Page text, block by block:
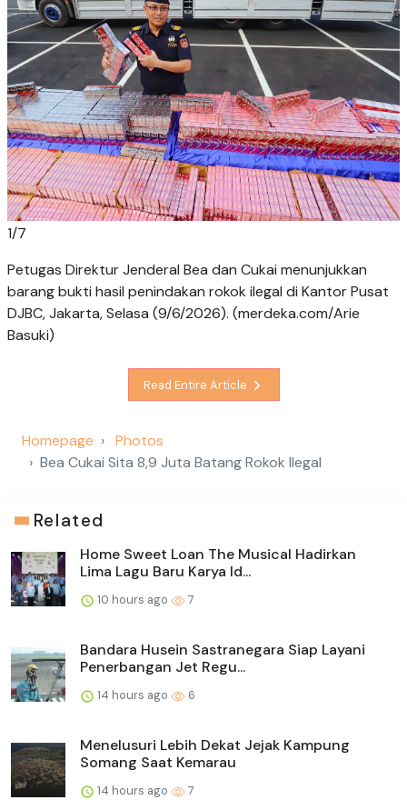
1/7
Petugas Direktur Jenderal Bea dan Cukai menunjukkan
barang bukti hasil penindakan rokok ilegal di Kantor Pusat
DJBC, Jakarta, Selasa (9/6/2026). (merdeka.com/Arie
Basuki)
Read Entire Article
Homepage
Photos
Bea Cukai Sita 8,9 Juta Batang Rokok Ilegal
Related
Home Sweet Loan The Musical Hadirkan
Lima Lagu Baru Karya Id...
10 hours ago 7
Bandara Husein Sastranegara Siap Layani
Penerbangan Jet Regu...
14 hours ago 6
Menelusuri Lebih Dekat Jejak Kampung
Somang Saat Kemarau
14 hours ago 7